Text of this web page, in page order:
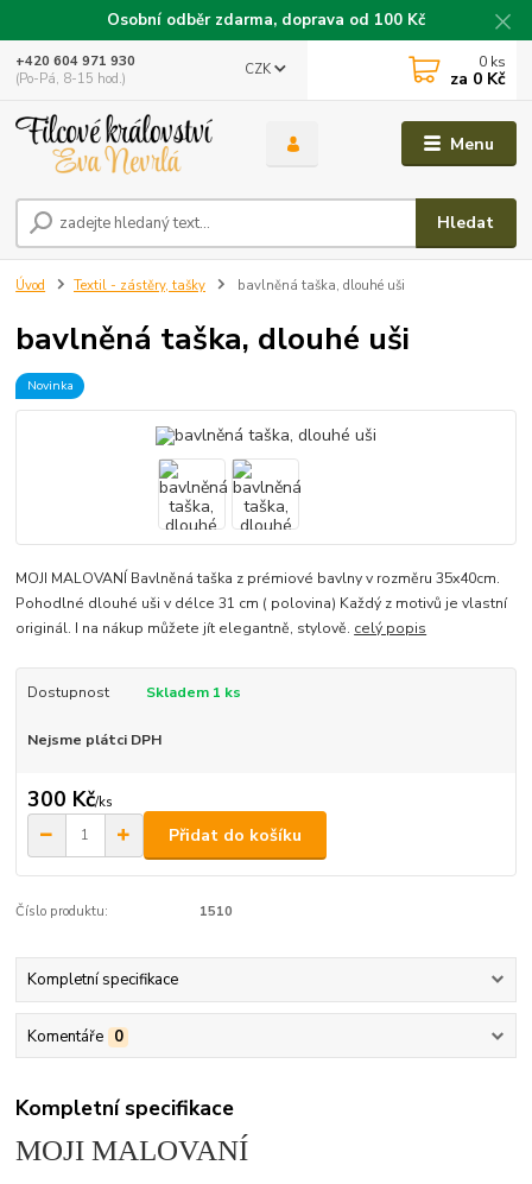
Osobní odběr zdarma, doprava od 100 Kč
Menu
CZK
Hledat
+420 604 971 930
(Po-Pá, 8-15 hod.)
0 ks
za 0 Kč
Úvod Textil - zástěry, tašky bavlněná taška, dlouhé uši
bavlněná taška, dlouhé uši
Novinka
MOJI MALOVANÍ Bavlněná taška z prémiové bavlny v rozměru 35x40cm.
Pohodlné dlouhé uši v délce 31 cm ( polovina) Každý z motivů je vlastní
originál. I na nákup můžete jít elegantně, stylově. celý popis
Dostupnost Skladem 1 ks
Nejsme plátci DPH
300 Kč/ks
Přidat do košíku
Číslo produktu: 1510
Kompletní specifikace
Komentáře 0
Kompletní specifikace
MOJI MALOVANÍ